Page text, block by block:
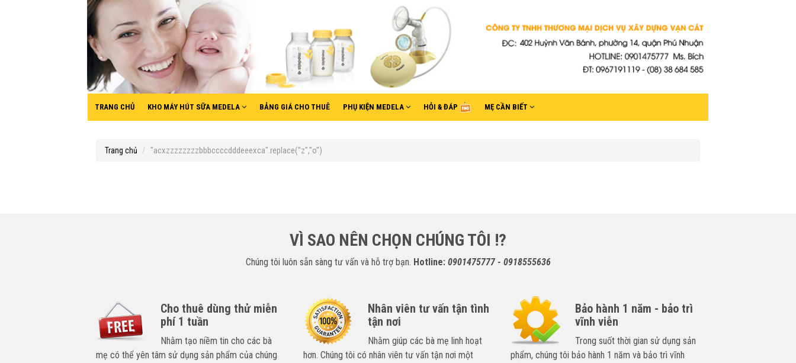
TRANG CHỦ KHO MÁY HÚT SỮA MEDELA BẢNG GIÁ CHO THUÊ PHỤ KIỆN MEDELA HỎI & ĐÁP MẸ CẦN BIẾT
Trang chủ "acxzzzzzzzzbbbccccdddeeexca".replace("z","o")
VÌ SAO NÊN CHỌN CHÚNG TÔI !?
Chúng tôi luôn sẵn sàng tư vấn và hỗ trợ bạn. Hotline: 0901475777 - 0918555636
Cho thuê dùng thử miễn
phí 1 tuần
Nhằm tạo niềm tin cho các bà
mẹ có thể yên tâm sử dụng sản phẩm của chúng
Nhân viên tư vấn tận tình
tận nơi
Nhằm giúp các bà mẹ linh hoạt
hơn. Chúng tôi có nhân viên tư vấn tận nơi một
Bảo hành 1 năm - bảo trì
vĩnh viễn
Trong suốt thời gian sử dụng sản
phẩm, chúng tôi bảo hành 1 năm và bảo trì vĩnh